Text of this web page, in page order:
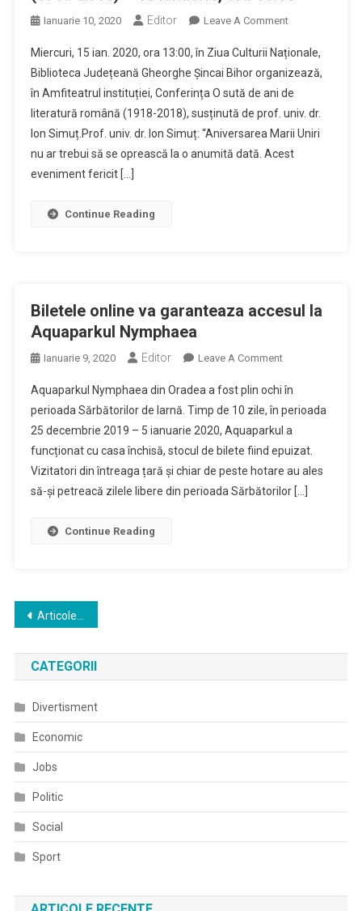
Ianuarie 10, 2020 Editor Leave A CommentOn
Sută
De
Ani
De
Literatură
Română
Miercuri, 15 ian. 2020, ora 13:00, în Ziua Culturii Naționale,
Biblioteca Județeană Gheorghe Șincai Bihor organizează,
în Amfiteatrul instituției, Conferința O sută de ani de
literatură română (1918-2018), susținută de prof. univ. dr.
Ion Simuț.Prof. univ. dr. Ion Simuț: “Aniversarea Marii Uniri
nu ar trebui să se oprească la o anumită dată. Acest
eveniment fericit […]
Continue Reading
Biletele online va garanteaza accesul la
Aquaparkul Nymphaea
Ianuarie 9, 2020 Editor Leave A CommentOn
Online
Va
Garanteaza
Accesul
La
Aquaparkul
Aquaparkul Nymphaea din Oradea a fost plin ochi în
perioada Sărbătorilor de Iarnă. Timp de 10 zile, în perioada
25 decembrie 2019 – 5 ianuarie 2020, Aquaparkul a
funcționat cu casa închisă, stocul de bilete fiind epuizat.
Vizitatori din întreaga țară și chiar de peste hotare au ales
să-și petreacă zilele libere din perioada Sărbătorilor […]
Continue Reading
Navigare
în
articole
Articole mai vechi
CATEGORII
Divertisment
Economic
Jobs
Politic
Social
Sport